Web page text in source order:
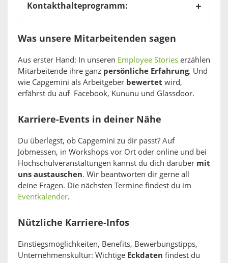
Kontakthalteprogramm:
Was unsere Mitarbeitenden sagen
Aus erster Hand: In unseren Employee Stories erzählen
Mitarbeitende ihre ganz persönliche Erfahrung. Und
wie Capgemini als Arbeitgeber bewertet wird,
erfährst du auf Facebook, Kununu und Glassdoor.
Karriere-Events in deiner Nähe
Du überlegst, ob Capgemini zu dir passt? Auf
Jobmessen, in Workshops vor Ort oder online und bei
Hochschulveranstaltungen kannst du dich darüber mit
uns austauschen. Wir beantworten dir gerne all
deine Fragen. Die nächsten Termine findest du im
Eventkalender.
Nützliche Karriere-Infos
Einstiegsmöglichkeiten, Benefits, Bewerbungstipps,
Unternehmenskultur: Wichtige Eckdaten findest du